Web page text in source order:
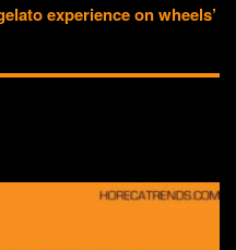
experience on wheels’